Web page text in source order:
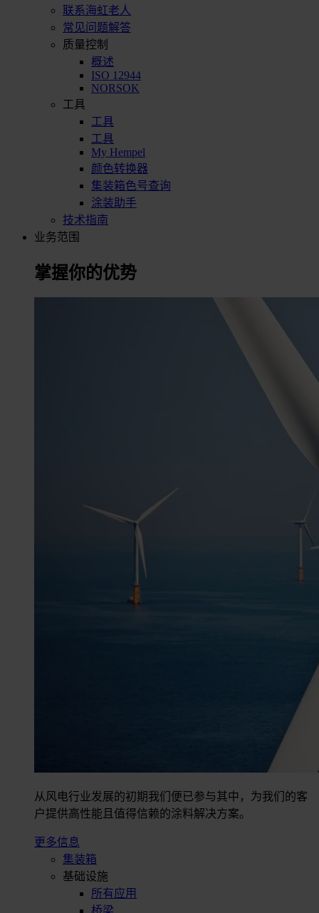
联系海虹老人
常见问题解答
质量控制
概述
ISO 12944
NORSOK
工具
工具
工具
My Hempel
颜色转换器
集装箱色号查询
涂装助手
技术指南
业务范围
掌握你的优势
从风电行业发展的初期我们便已参与其中，为我们的客
户提供高性能且值得信赖的涂料解决方案。
更多信息
集装箱
基础设施
所有应用